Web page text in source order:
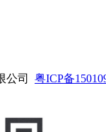
公司 粤ICP备